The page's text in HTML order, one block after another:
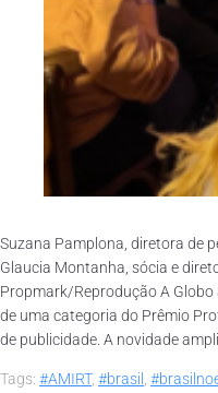
Suzana Pamplona, diretora de
Glaucia Montanha, sócia e
Propmark/Reprodução A
de uma categoria do Prêmio
de publicidade. A novidade
Tags: #AMIRT, #brasil ,